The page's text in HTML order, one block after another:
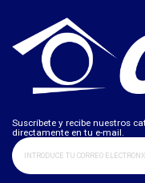
Suscríbete y recibe nuestros
directamente en tu e-mail.